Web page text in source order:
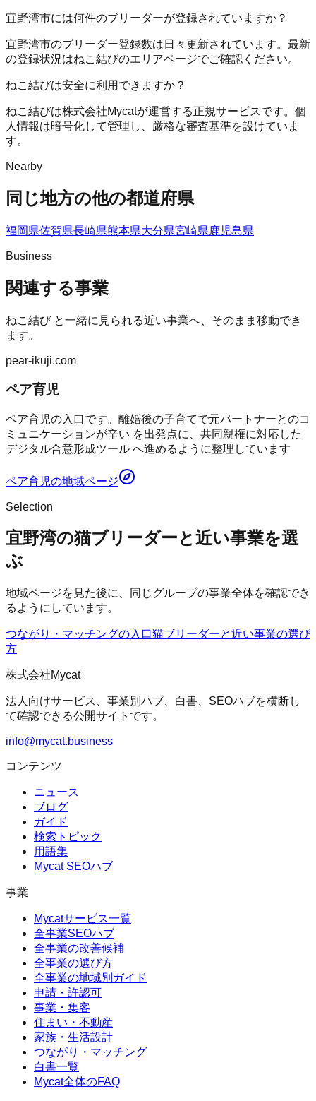
宜野湾市には何件のブリーダーが登録されていますか？
宜野湾市のブリーダー登録数は日々更新されています。最新
の登録状況はねこ結びのエリアページでご確認ください。
ねこ結びは安全に利用できますか？
ねこ結びは株式会社Mycatが運営する正規サービスです。個
人情報は暗号化して管理し、厳格な審査基準を設けていま
す。
Nearby
同じ地方の他の都道府県
福岡県佐賀県長崎県熊本県大分県宮崎県鹿児島県
Business
関連する事業
ねこ結びと一緒に見られる近い事業へ、そのまま移動でき
ます。
pear-ikuji.com
ペア育児
ペア育児の入口です。離婚後の子育てで元パートナーとのコ
ミュニケーションが辛い を出発点に、共同親権に対応した
デジタル合意形成ツール へ進めるように整理しています
ペア育児の地域ページ
Selection
宜野湾の猫ブリーダーと近い事業を選
ぶ
地域ページを見た後に、同じグループの事業全体を確認でき
るようにしています。
つながり・マッチングの入口猫ブリーダーと近い事業の選び
方
株式会社Mycat
法人向けサービス、事業別ハブ、白書、SEOハブを横断し
て確認できる公開サイトです。
info@mycat.business
コンテンツ
ニュース
ブログ
ガイド
検索トピック
用語集
Mycat SEOハブ
事業
Mycatサービス一覧
全事業SEOハブ
全事業の改善候補
全事業の選び方
全事業の地域別ガイド
申請・許認可
事業・集客
住まい・不動産
家族・生活設計
つながり・マッチング
白書一覧
Mycat全体のFAQ